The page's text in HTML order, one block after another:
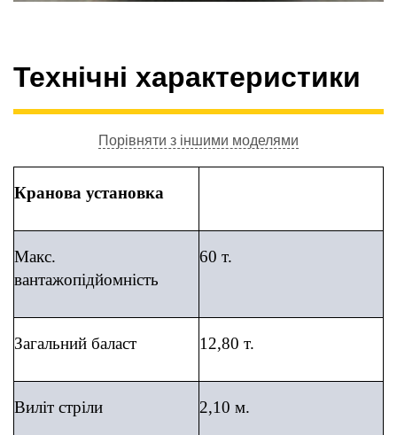
Технічні характеристики
Порівняти з іншими моделями
Кранова установка
Макс.
вантажопідйомність
60 т.
Загальний баласт 12,80 т.
Виліт стріли 2,10 м.